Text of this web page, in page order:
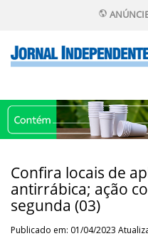
Confira locais de
antirrábica; ação
segunda (03)
Publicado em: 01/04/2023